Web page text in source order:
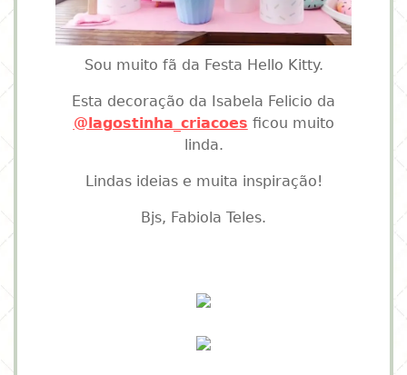
Sou muito fã da Festa Hello Kitty.
Esta decoração da Isabela Felicio da
@lagostinha_criacoes ficou muito
linda.
Lindas ideias e muita inspiração!
Bjs, Fabiola Teles.